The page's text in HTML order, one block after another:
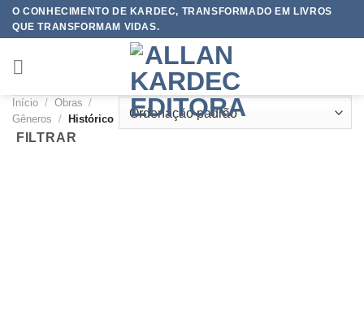
SkipO CONHECIMENTO DE KARDEC, TRANSFORMADO EM LIVROS
QUE TRANSFORMAM VIDAS.
Início / Obras /
Gêneros / Histórico
FILTRAR